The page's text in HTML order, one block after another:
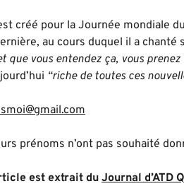
créé pour la Journée mondiale
au cours duquel il a chanté
vous entendez ça, vous prenez
“riche de toutes ces
prénoms n’ont pas souhaité
est extrait duJournal d’ATD